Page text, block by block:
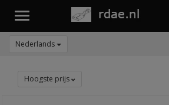
Toggle
Nederlands
Hoogste prijs